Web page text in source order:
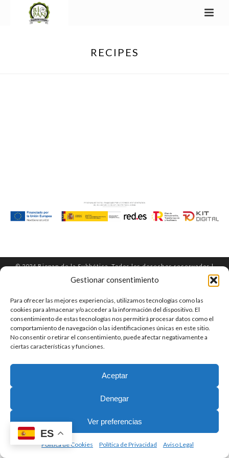
Gestionar consentimiento
Para ofrecer las mejores experiencias, utilizamos tecnologías como las
cookies para almacenar y/o acceder a la información del dispositivo. El
consentimiento de estas tecnologías nos permitirá procesar datos como el
comportamiento de navegación o las identificaciones únicas en este sitio.
No consentir o retirar el consentimiento, puede afectar negativamente a
ciertas características y funciones.
Aceptar
Denegar
Ver preferencias
Política de Cookies Política de Privacidad Aviso Legal
RECIPES
© 2024 Biopan de la Subbética. Todos los derechos reservados |
Política de Privacidad
Política de Cookies
Términos y condiciones de venta
Declaración Accesibilidad
ES